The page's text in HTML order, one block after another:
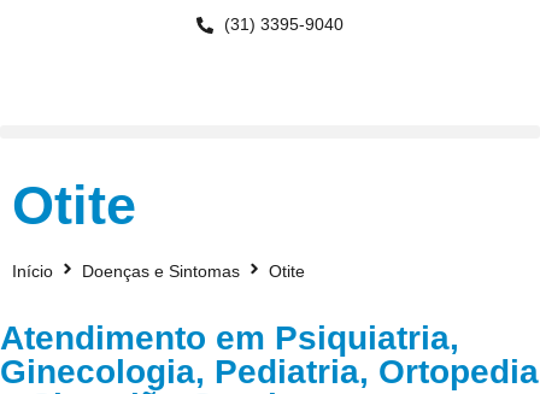
(31) 3395-9040
Otite
Início Doenças e Sintomas Otite
Atendimento em Psiquiatria,
Ginecologia, Pediatria, Ortopedia